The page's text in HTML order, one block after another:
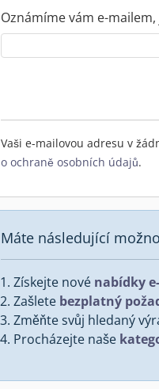
Oznámíme vám e-
Vaši e-mailovou adresu v
o ochraně osobních údajů.
Máte následující
Získejte nové nabídky
Zašlete bezplatný
Změňte svůj hledaný
Procházejte naše